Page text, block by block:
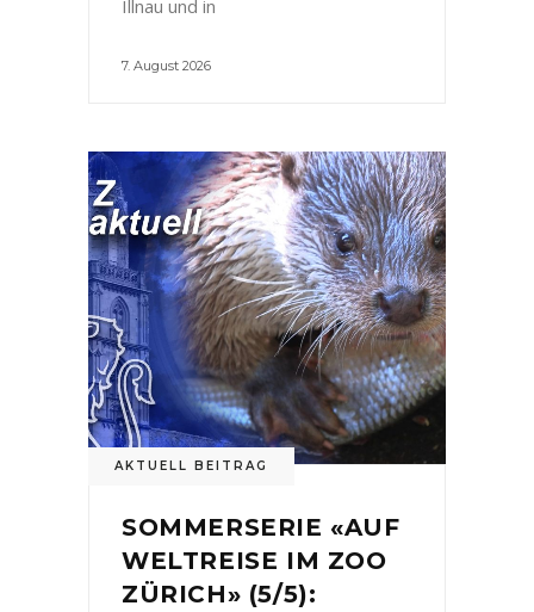
Illnau und in
7. August 2026
AKTUELL BEITRAG
SOMMERSERIE «AUF
WELTREISE IM ZOO
ZÜRICH» (5/5):